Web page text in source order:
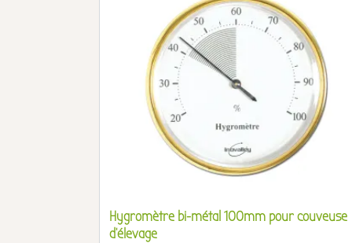
Hygromètre bi-métal 100mm pour couveuse
d'élevage